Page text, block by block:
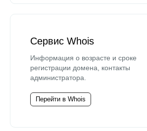
Сервис Whois
Информация о возрасте и сроке
регистрации домена, контакты
администратора.
Перейти в Whois